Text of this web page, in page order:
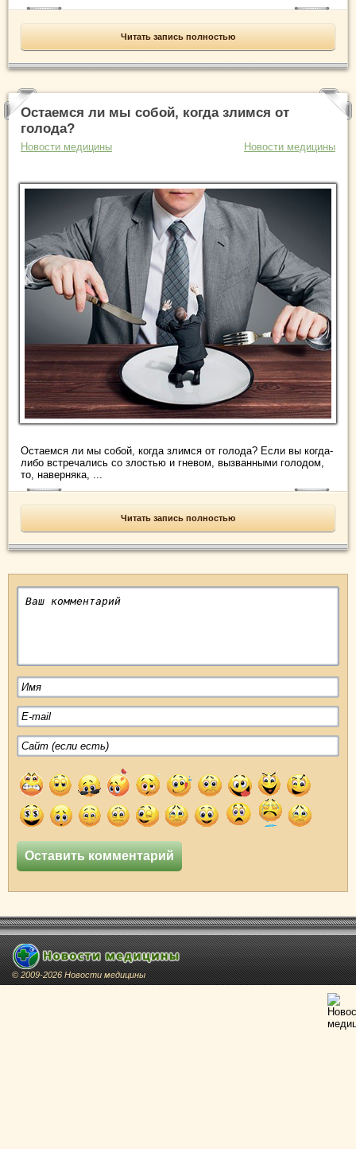
Читать запись полностью
Остаемся ли мы собой, когда злимся от
голода?
Новости медицины Новости медицины
Остаемся ли мы собой, когда злимся от голода? Если вы когда-
либо встречались со злостью и гневом, вызванными голодом,
то, наверняка, ...
Читать запись полностью
© 2009-2026 Новости медицины